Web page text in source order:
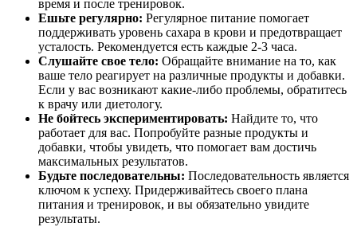
время и после тренировок.
Ешьте регулярно: Регулярное питание помогает
поддерживать уровень сахара в крови и предотвращает
усталость. Рекомендуется есть каждые 2-3 часа.
Слушайте свое тело: Обращайте внимание на то, как
ваше тело реагирует на различные продукты и добавки.
Если у вас возникают какие-либо проблемы, обратитесь
к врачу или диетологу.
Не бойтесь экспериментировать: Найдите то, что
работает для вас. Попробуйте разные продукты и
добавки, чтобы увидеть, что помогает вам достичь
максимальных результатов.
Будьте последовательны: Последовательность является
ключом к успеху. Придерживайтесь своего плана
питания и тренировок, и вы обязательно увидите
результаты.